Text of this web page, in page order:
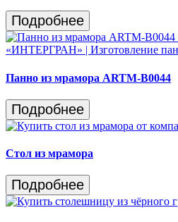
Подробнее
Панно из мрамора ARTM-B0044
Подробнее
Cтол из мрамора
Подробнее